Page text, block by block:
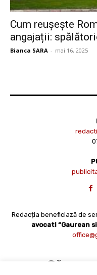
Cum reușește
angajații:
Bianca SARA - mai 16, 2025
Redacția beneficiază de
avocati “Gaurean